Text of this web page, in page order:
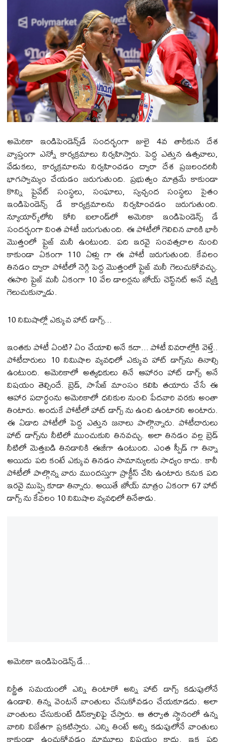
అమెరికా ఇండిపెండెన్స్‌డే సందర్భంగా జులై 4వ తారీకున దేశ
వ్యాప్తంగా ఎన్నో కార్యక్రమాలు నిర్వహిస్తారు. పెద్ద ఎత్తున ఉత్సవాలు,
వేడుకలు, కార్యక్రమాలను నిర్వహించడం ద్వారా దేశ ప్రజలందరినీ
భాగస్వామ్యం చేయడం జరుగుతుంది. ప్రభుత్వం మాత్రమే కాకుండా
కొన్ని ప్రైవేట్‌ సంస్థలు, సంఘాలు, స్వచ్చంద సంస్థలు సైతం
ఇండిపెండెన్స్ డే కార్యక్రమాలను నిర్వహించడం జరుగుతుంది.
న్యూయార్క్‌లోని కోని ఐలాండ్‌లో అమెరికా ఇండిపెండెన్స్ డే
సందర్భంగా వింత పోటీ జరుగుతుంది. ఈ పోటీలో గెలిచిన వారికి భారీ
మొత్తంలో ప్రైజ్ మనీ ఉంటుంది. పది ఇరవై సంవత్సరాల నుంచి
కాకుండా ఏకంగా 110 ఏళ్లు గా ఈ పోటీ జరుగుతుంది. కేవలం
తినడం ద్వారా పోటీలో నెగ్గి పెద్ద మొత్తంలో ప్రైజ్‌ మనీ గెలుచుకోవచ్చు.
ఈసారి ప్రైజ్ మనీ ఏకంగా 10 వేల డాలర్లను జోయ్‌ చెస్ట్‌నట్‌ అనే వ్యక్తి
గెలుచుకున్నాడు.
10 నిమిషాల్లో ఎక్కువ హాట్‌ డాగ్స్‌...
ఇంతకు పోటీ ఏంటి? ఏం చేయాలి అనే కదా... పోటీ వివరాల్లోకి వెళ్తే..
పోటీదారులు 10 నిమిషాల వ్యవధిలో ఎక్కువ హాట్‌ డాగ్స్‌ను తినాల్సి
ఉంటుంది. అమెరికాలో అత్యధికులు తినే ఆహారం హాట్ డాగ్స్ అనే
విషయం తెల్సిందే. బ్రెడ్‌, సాసేజ్‌ మాంసం కలిపి తయారు చేసే ఈ
ఆహార పదార్థంను అమెరికాలో ధనికుల నుంచి పేదవారి వరకు అంతా
తింటారు. అందుకే పోటీలో హాట్‌ డాగ్స్ ను ఉంచి ఉంటారని అంటారు.
ఈ ఏడాది పోటీలో పెద్ద ఎత్తున జనాలు పాల్గొన్నారు. పోటీదారులు
హాట్‌ డాగ్స్‌ను నీటిలో ముంచుకుని తినవచ్చు. అలా తినడం వల్ల బ్రెడ్‌
నీటిలో మెత్తబడి తినడానికి ఈజీగా ఉంటుంది. ఎంత స్పీడ్‌ గా తిన్నా
అయిదు పది కంటే ఎక్కువ తినడం సామాన్యులకు సాధ్యం కాదు. కానీ
పోటీలో పాల్గొన్న వారు ముందస్తుగా ప్రాక్టీస్ చేసి ఉంటారు కనుక పది
ఇరవై ముప్పై కూడా తిన్నారు. అయితే జోయ్ మాత్రం ఏకంగా 67 హాట్
డాగ్స్ ను కేవలం 10 నిమిషాల వ్యవధిలో తినేశాడు.
అమెరికా ఇండిపెండెన్స్‌ డే...
నిర్ణీత సమయంలో ఎన్ని తింటారో అన్ని హాట్ డాగ్స్‌ కడుపులోనే
ఉండాలి. తిన్న వెంటనే వాంతులు చేసుకోవడం చేయకూడదు. అలా
వాంతులు చేసుకుంటే డిస్‌క్వాలిఫై చేస్తారు. ఆ తర్వాత స్థానంలో ఉన్న
వారిని విజేతగా ప్రకటిస్తారు. ఎన్ని తింటే అన్ని కడుపులోనే వాంతులు